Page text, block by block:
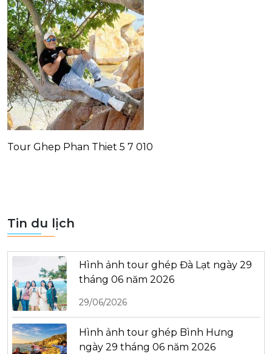
Tour Ghep Phan Thiet 5 7 010
Tin du lịch
Hình ảnh tour ghép Đà Lạt ngày 29
tháng 06 năm 2026
29/06/2026
Hình ảnh tour ghép Bình Hưng
ngày 29 tháng 06 năm 2026